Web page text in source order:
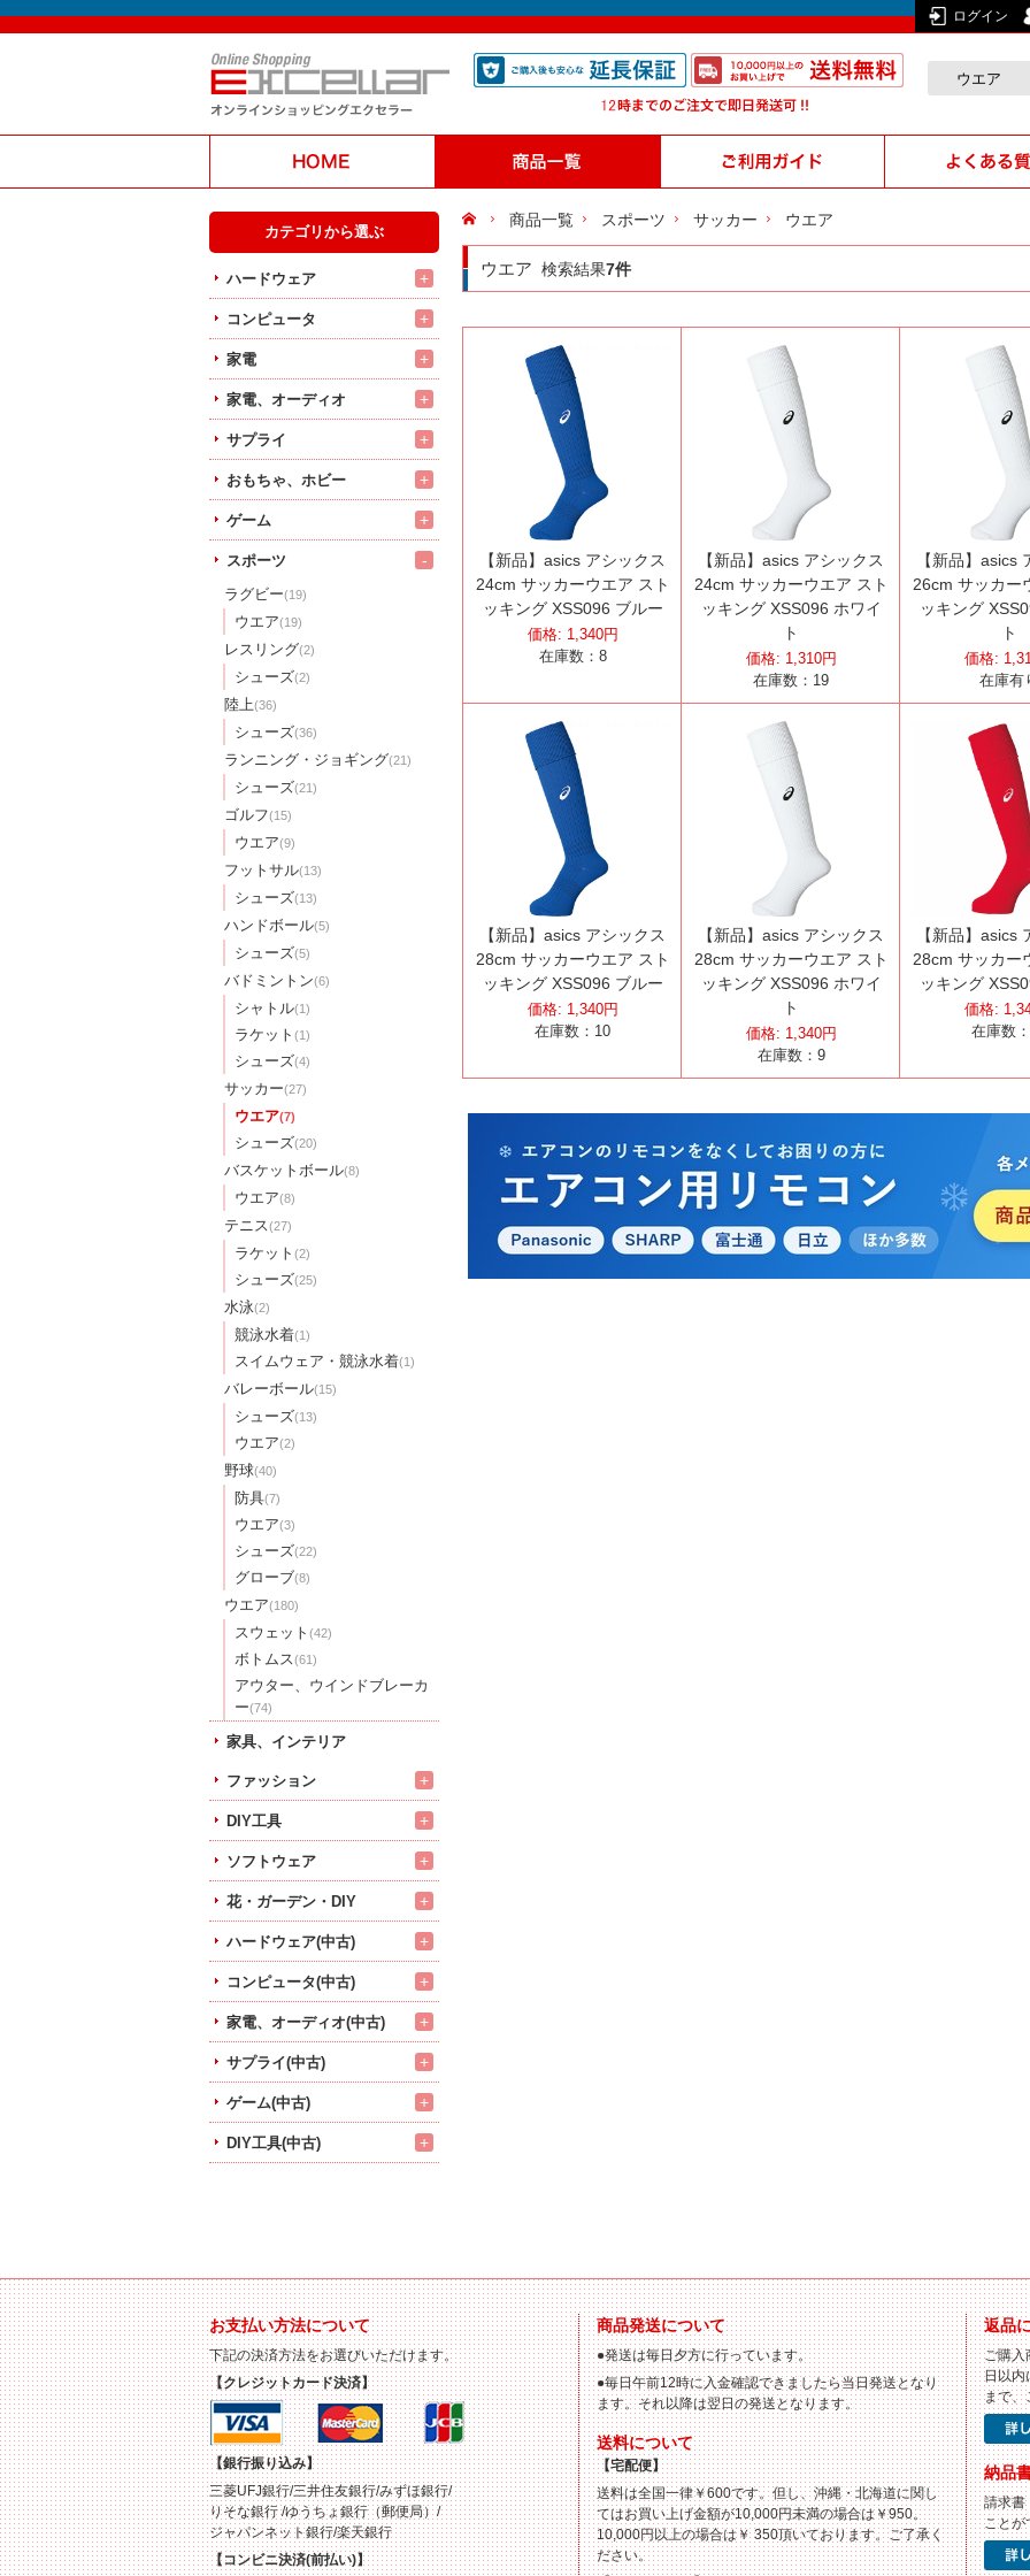
ログイン
カテゴリから選ぶ
ハードウェア +
コンピュータ +
家電 +
家電、オーディオ +
サプライ +
おもちゃ、ホビー +
ゲーム +
スポーツ
ラグビー(19)
ウエア(19)
レスリング(2)
シューズ(2)
陸上(36)
シューズ(36)
ランニング・ジョギング(21)
シューズ(21)
ゴルフ(15)
ウエア(9)
フットサル(13)
シューズ(13)
ハンドボール(5)
シューズ(5)
バドミントン(6)
シャトル(1)
ラケット (1)
シューズ(4)
サッカー(27)
ウエア(7)
シューズ(20)
バスケットボール(8)
ウエア(8)
テニス(27)
ラケット (2)
シューズ(25)
水泳(2)
競泳水着(1)
スイムウェア・競泳水着(1)
バレーボール(15)
シューズ(13)
ウエア(2)
野球(40)
防具(7)
ウエア(3)
シューズ(22)
グローブ(8)
ウエア(180)
スウェット (42)
ボトムス(61)
アウター、ウインドブレーカ
ー(74)
-
家具、インテリア
ファッション +
DIY工具 +
ソフトウェア +
花・ガーデン・DIY +
ハードウェア(中古) +
コンピュータ(中古) +
家電、オーディオ(中古) +
サプライ(中古) +
ゲーム(中古) +
DIY工具(中古) +
商品一覧 スポーツ サッカー ウエア
ウエア 検索結果7件
【新品】asics アシックス
24cm サッカーウエア スト
ッキング XSS096 ブルー
価格: 1,340円
在庫数： 8
【新品】asics アシックス
24cm サッカーウエア スト
ッキング XSS096 ホワイ
ト
価格: 1,310円
在庫数： 19
【新品】asics
26cm サッカー
ッキング
ト
価格:
在庫有
【新品】asics アシックス
28cm サッカーウエア スト
ッキング XSS096 ブルー
価格: 1,340円
在庫数： 10
【新品】asics アシックス
28cm サッカーウエア スト
ッキング XSS096 ホワイ
ト
価格: 1,340円
在庫数： 9
【新品】asics
28cm サッカー
ッキング
価格:
在庫数：
お支払い方法について
下記の決済方法をお選びいただけます。
【クレジットカード決済】
【銀行振り込み】
三菱UFJ銀行/三井住友銀行/みずほ銀行/
りそな銀行 /ゆうちょ銀行（郵便局）/
ジャパンネット銀行/楽天銀行
【コンビニ決済(前払い)】
商品発送について
●発送は毎日夕方に行っています。
●毎日午前12時に入金確認できましたら当日発送となり
ます。それ以降は翌日の発送となります。
送料について
【宅配便】
送料は全国一律￥600です。但し、沖縄・北海道に関し
てはお買い上げ金額が10,000円未満の場合は￥950。
10,000円以上の場合は￥ 350頂いております。ご了承く
ださい。
返品
ご購入
日以内
まで、
納品
請求書
ことが